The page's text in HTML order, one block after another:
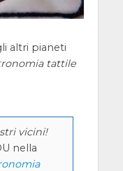
altri pianeti
tattile
vicini!
nella